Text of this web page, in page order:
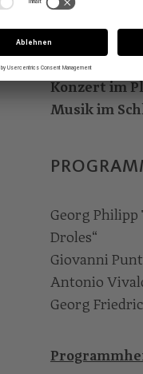
Oboen,
Picknick im
Konzert im
Musik im
Georg Philipp
Droles“
Giovanni
Antonio
Georg